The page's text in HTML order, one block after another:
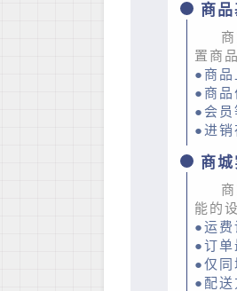
商
置商
●商品
●商品
●会员
●进销
商
能的
●运费
●订单
●仅同
●配送